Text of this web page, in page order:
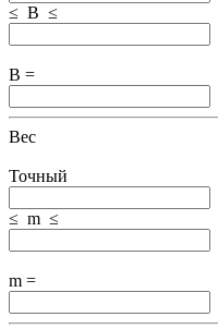
≤ B ≤
B =
Вес
Точный
≤ m ≤
m =